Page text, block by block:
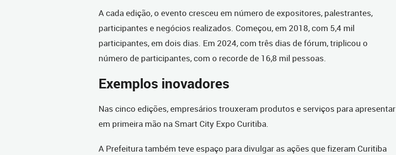
A cada edição, o evento cresceu em número de expositores, palestrantes,
participantes e negócios realizados. Começou, em 2018, com 5,4 mil
participantes, em dois dias. Em 2024, com três dias de fórum, triplicou o
número de participantes, com o recorde de 16,8 mil pessoas.
Exemplos inovadores
Nas cinco edições, empresários trouxeram produtos e serviços para apresentar
em primeira mão na Smart City Expo Curitiba.
A Prefeitura também teve espaço para divulgar as ações que fizeram Curitiba